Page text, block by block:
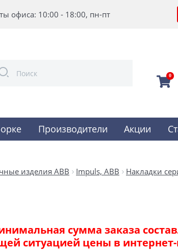
офиса: 10:00 - 18:00, пн-пт
0
Производители Акции
изделия ABB Impuls, ABB
Накладки
сумма заказа
ситуацией цены в